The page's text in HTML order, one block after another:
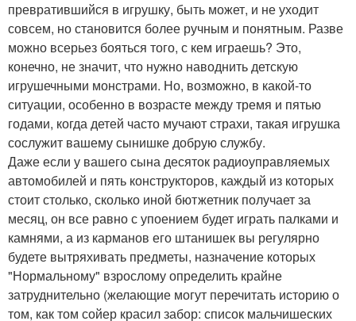
превратившийся в игрушку, быть может, и не уходит
совсем, но становится более ручным и понятным. Разве
можно всерьез бояться того, с кем играешь? Это,
конечно, не значит, что нужно наводнить детскую
игрушечными монстрами. Но, возможно, в какой-то
ситуации, особенно в возрасте между тремя и пятью
годами, когда детей часто мучают страхи, такая игрушка
сослужит вашему сынишке добрую службу.
Даже если у вашего сына десяток радиоуправляемых
автомобилей и пять конструкторов, каждый из которых
стоит столько, сколько иной бютжетник получает за
месяц, он все равно с упоением будет играть палками и
камнями, а из карманов его штанишек вы регулярно
будете вытряхивать предметы, назначение которых
"Нормальному" взрослому определить крайне
затруднительно (желающие могут перечитать историю о
том, как том сойер красил забор: список мальчишеских